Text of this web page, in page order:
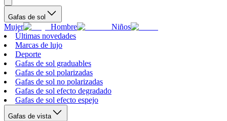
Gafas de sol
Mujer Hombre
Niños
Últimas novedades
Marcas de lujo
Deporte
Gafas de sol graduables
Gafas de sol polarizadas
Gafas de sol no polarizadas
Gafas de sol efecto degradado
Gafas de sol efecto espejo
Gafas de vista